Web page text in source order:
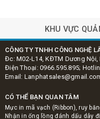
KHU VỰCHộp
CÔNG TY TNHH CÔNG NGHỆ
Đc: M02-L14, KĐTM Dương Nội,
Điện Thoại: 0966.595.895;
Email:
CÓ THỂ BẠN QUAN TÂM
Mực in mã vạch (Ribbon), ruy
Nhận in ống lồng đánh dấu dây